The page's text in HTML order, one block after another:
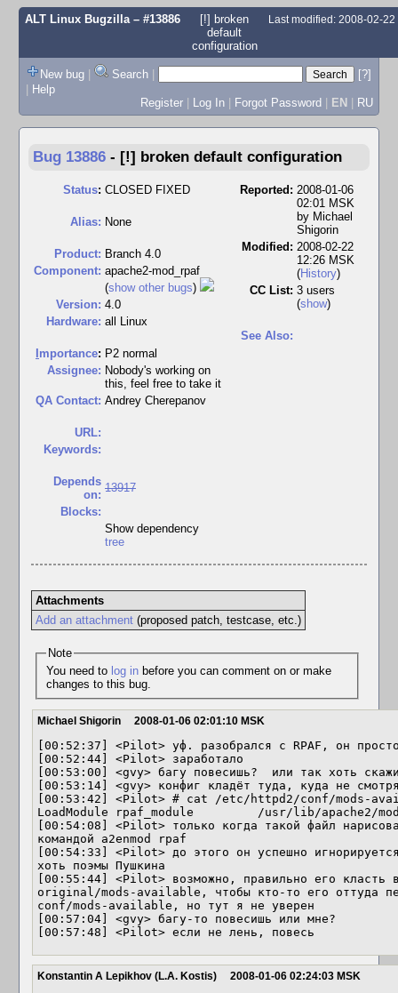
ALT Linux Bugzilla– #13886
[!] broken
default
configuration
Last modified: 2008-02-
New bug | Search |
[?]
| Help
Register | Log In | Forgot Password | EN | RU
Bug 13886 - [!] broken default configuration
Status: CLOSED FIXED
Alias: None
Product: Branch 4.0
Component: apache2-mod_rpaf
(show other bugs)
Version: 4.0
Hardware: all Linux
mportance: P2 normal
Assignee: Nobody's working on
this, feel free to take it
QA Contact: Andrey Cherepanov
URL:
Keywords:
Depends
on:
13917
Blocks:
Show dependency
tree
Reported: 2008-01-06
02:01 MSK
by Michael
Shigorin
Modified: 2008-02-22
12:26 MSK
(History)
CC List: 3 users
(show)
See Also:
Attachments
Add an attachment(proposed patch, testcase, etc.)
Note
You need to log inbefore you can comment on or make
changes to this bug.
Michael Shigorin 2008-01-06 02:01:10 MSK
[00:52:37] <Pilot> уф. разобрался с RPAF, он
[00:52:44] <Pilot> заработало
[00:53:00] <gvy> багу повесишь?  или так хоть
[00:53:14] <gvy> конфиг кладёт туда, куда не
[00:53:42] <Pilot> # cat /etc/httpd2/conf/mods-
LoadModule rpaf_module         /usr/lib/apache2/
[00:54:08] <Pilot> только когда такой файл
командой a2enmod rpaf
[00:54:33] <Pilot> до этого он успешно
хоть поэмы Пушкина
[00:55:44] <Pilot> возможно, правильно его класть
original/mods-available, чтобы кто-то его оттуда
conf/mods-available, но тут я не уверен
[00:57:04] <gvy> багу-то повесишь или мне?
[00:57:48] <Pilot> если не лень, повесь
Konstantin A Lepikhov (L.A. Kostis) 2008-01-06 02:24:03 MSK